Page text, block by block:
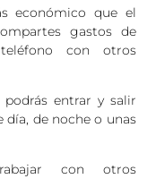
económico que el
gastos de
con otros
podrás entrar y salir
día, de noche o unas
con otros